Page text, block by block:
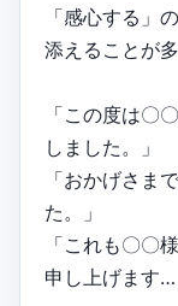
「感心する」
添えることが
「この度は〇
しました。」
「おかげさま
た。」
「これも〇〇
申し上げます